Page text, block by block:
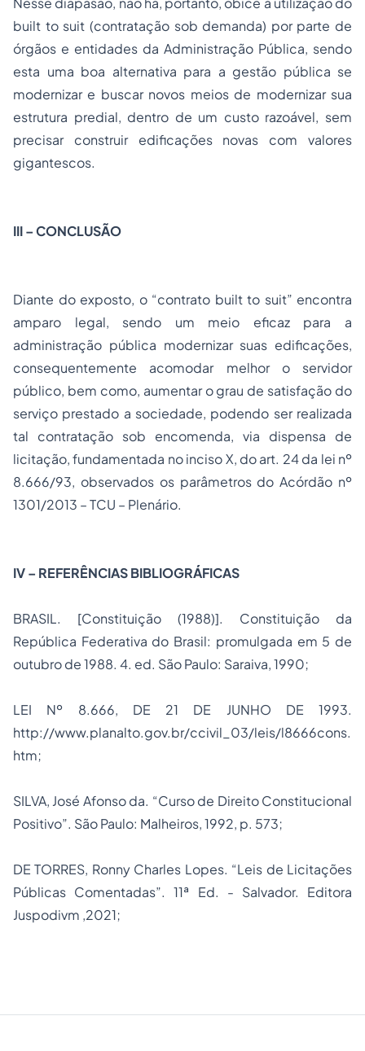
built to suit (contratação sob demanda) por parte de
órgãos e entidades da Administração Pública, sendo
esta uma boa alternativa para a gestão pública se
modernizar e buscar novos meios de modernizar sua
estrutura predial, dentro de um custo razoável, sem
precisar construir edificações novas com valores
gigantescos.
III – CONCLUSÃO
Diante do exposto, o “contrato built to suit” encontra
amparo legal, sendo um meio eficaz para a
administração pública modernizar suas edificações,
consequentemente acomodar melhor o servidor
público, bem como, aumentar o grau de satisfação do
serviço prestado a sociedade, podendo ser realizada
tal contratação sob encomenda, via dispensa de
licitação, fundamentada no inciso X, do art. 24 da lei nº
8.666/93, observados os parâmetros do Acórdão nº
1301/2013 – TCU – Plenário.
IV – REFERÊNCIAS BIBLIOGRÁFICAS
BRASIL. [Constituição (1988)]. Constituição da
República Federativa do Brasil: promulgada em 5 de
outubro de 1988. 4. ed. São Paulo: Saraiva, 1990;
LEI Nº 8.666, DE 21 DE JUNHO DE 1993.
http://www.planalto.gov.br/ccivil_03/leis/l8666cons.
htm;
SILVA, José Afonso da. “Curso de Direito Constitucional
Positivo”. São Paulo: Malheiros, 1992, p. 573;
DE TORRES, Ronny Charles Lopes. “Leis de Licitações
Públicas Comentadas”. 11ª Ed. - Salvador. Editora
Juspodivm ,2021;